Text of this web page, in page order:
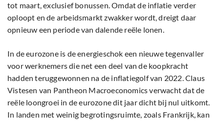
tot maart, exclusief bonussen. Omdat de inflatie verder
oploopt en de arbeidsmarkt zwakker wordt, dreigt daar
opnieuw een periode van dalende reële lonen.
In de eurozone is de energieschok een nieuwe tegenvaller
voor werknemers die net een deel van de koopkracht
hadden teruggewonnen na de inflatiegolf van 2022. Claus
Vistesen van Pantheon Macroeconomics verwacht dat de
reële loongroei in de eurozone dit jaar dicht bij nul uitkomt.
In landen met weinig begrotingsruimte, zoals Frankrijk, kan